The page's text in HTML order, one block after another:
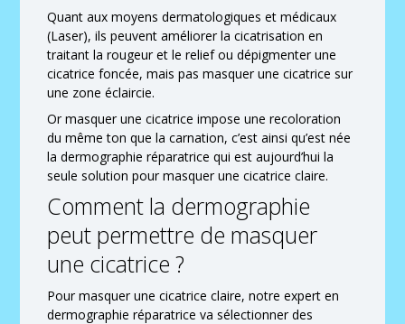
Quant aux moyens dermatologiques et médicaux
(Laser), ils peuvent améliorer la cicatrisation en
traitant la rougeur et le relief ou dépigmenter une
cicatrice foncée, mais pas masquer une cicatrice sur
une zone éclaircie.
Or masquer une cicatrice impose une recoloration
du même ton que la carnation, c’est ainsi qu’est née
la dermographie réparatrice qui est aujourd’hui la
seule solution pour masquer une cicatrice claire.
Comment la dermographie
peut permettre de masquer
une cicatrice ?
Pour masquer une cicatrice claire, notre expert en
dermographie réparatrice va sélectionner des